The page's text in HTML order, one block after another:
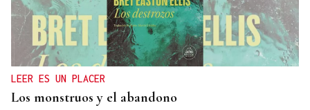
LEER ES UN PLACER
Los monstruos y el abandono